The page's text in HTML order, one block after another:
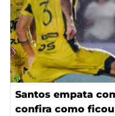
Santos empata
confira como